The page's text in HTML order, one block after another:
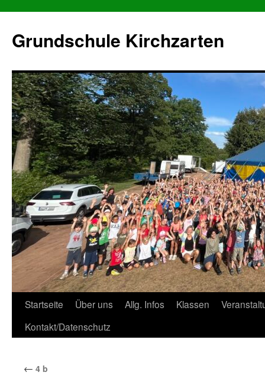
Grundschule Kirchzarten
Zum
Inhalt
Startseite Über uns Allg. Infos Klassen
Kontakt/Datenschutz
← 4 b